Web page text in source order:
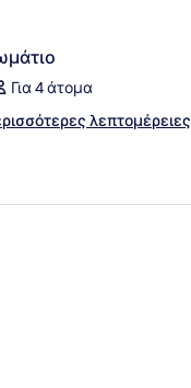
Για 4 άτομα
λεπτομέρειες